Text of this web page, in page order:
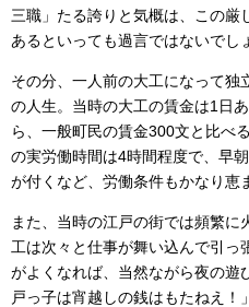
三職」たる誇りと気概は、この厳
あるといっても過言ではないでし
その分、一人前の大工になって独
の人生。当時の大工の賃金は1日
ら、一般町民の賃金300文と比べ
の実労働時間は4時間程度で、早
が付くなど、労働条件もかなり恵
また、当時の江戸の街では頻繁
工は次々と仕事が舞い込んで引っ
がよくなれば、当然ながら夜の遊
戸っ子は宵越しの銭はもたねえ！